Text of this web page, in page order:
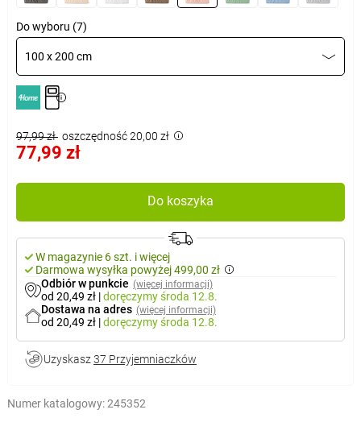
Do wyboru (7)
100 x 200 cm
97,99 zł oszczędność 20,00 zł
77,99 zł
Do koszyka
W magazynie 6 szt. i więcej
Darmowa wysyłka powyżej 499,00 zł
Odbiór w punkcie (więcej informacji)
od 20,49 zł |doręczymyśroda 12.8.
Dostawa na adres (więcej informacji)
od 20,49 zł |doręczymyśroda 12.8.
Uzyskasz 37 Przyjemniaczków
Numer katalogowy:245352